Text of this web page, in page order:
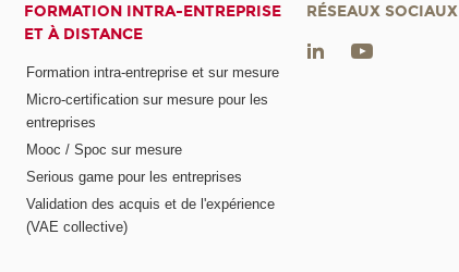
FORMATION INTRA-ENTREPRISE
ET À DISTANCE
Formation intra-entreprise et sur mesure
Micro-certification sur mesure pour les
entreprises
Mooc / Spoc sur mesure
Serious game pour les entreprises
Validation des acquis et de l'expérience
(VAE collective)
RÉSEAUX SOCIAUX